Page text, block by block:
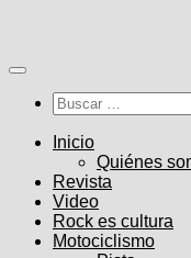
contenido
Buscar:
Inicio
Quiénes
Revista
Video
Rock es cultura
Motociclismo